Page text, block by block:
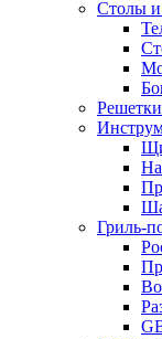
Столы и
Гриль-